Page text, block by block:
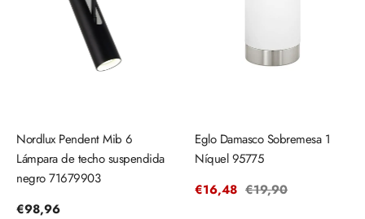
Nordlux Pendent Mib 6
Lámpara de techo suspendida
negro 71679903
Precio
€98,96
Eglo Damasco Sobremesa 1
Níquel 95775
Precio
€16,48 Precio
€19,90